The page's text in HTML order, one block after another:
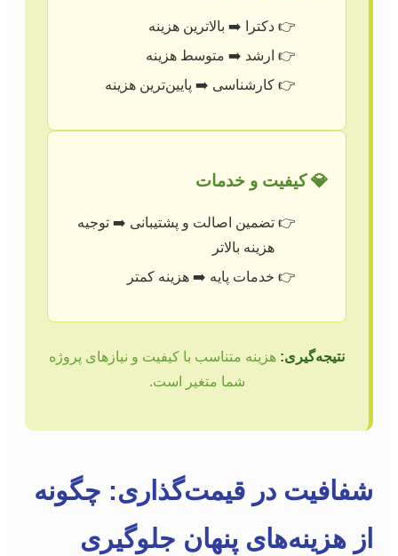
دکترا ➡️ بالاترین هزینه
ارشد ➡️ متوسط هزینه
کارشناسی ➡️ پایین‌ترین هزینه
💎 کیفیت و خدمات
تضمین اصالت و پشتیبانی ➡️ توجیه
هزینه بالاتر
خدمات پایه ➡️ هزینه کمتر
نتیجه‌گیری: هزینه متناسب با کیفیت و نیازهای پروژه
شما متغیر است.
شفافیت در قیمت‌گذاری: چگونه
از هزینه‌های پنهان جلوگیری